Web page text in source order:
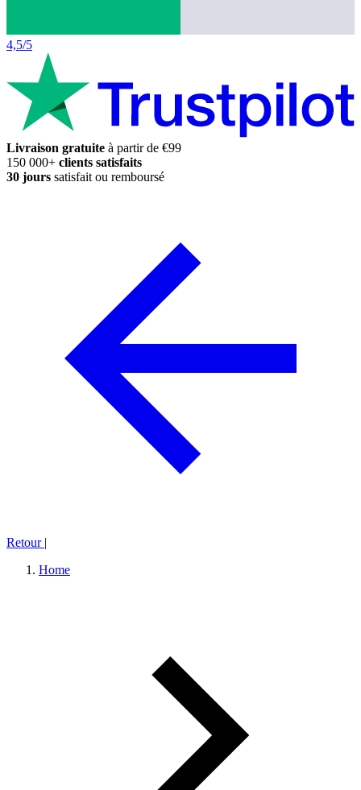
4,5/5
Livraison gratuite à partir de €99
150 000+ clients satisfaits
30 jours satisfait ou remboursé
Retour |
Home